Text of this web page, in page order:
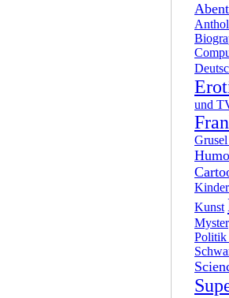
und
Kunst
Politik